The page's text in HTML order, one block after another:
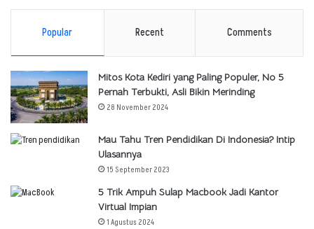
Popular Recent Comments
Mitos Kota Kediri yang Paling Populer, No 5
Pernah Terbukti, Asli Bikin Merinding
28 November 2024
Mau Tahu Tren Pendidikan Di Indonesia? Intip
Ulasannya
15 September 2023
5 Trik Ampuh Sulap Macbook Jadi Kantor
Virtual Impian
1 Agustus 2024